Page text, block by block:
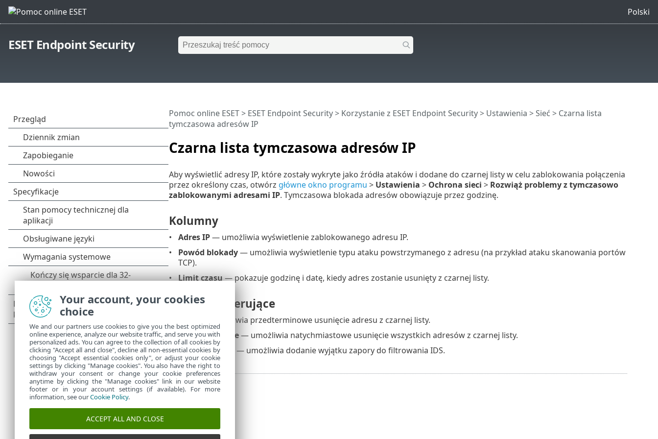
Polski
ESET Endpoint Security
Czarna lista tymczasowa adresów IP
Pomoc online ESET> ESET Endpoint Security> Korzystanie z ESET Endpoint Security> Ustawienia >Sieć > Czarna lista
tymczasowa adresów IP
Aby wyświetlić adresy IP, które zostały wykryte jako źródła ataków i dodane do czarnej listy w celu zablokowania połączenia
przez określony czas, otwórz główne okno programu > Ustawienia > Ochrona sieci > Rozwiąż problemy z tymczasowo
zablokowanymi adresami IP. Tymczasowa blokada adresów obowiązuje przez godzinę.
Kolumny
Adres IP— umożliwia wyświetlenie zablokowanego adresu IP.
Powód blokady— umożliwia wyświetlenie typu ataku powstrzymanego z adresu (na przykład ataku skanowania portów
TCP).
Limit czasu— pokazuje godzinę i datę, kiedy adres zostanie usunięty z czarnej listy.
Elementy sterujące
— umożliwia przedterminowe usunięcie adresu z czarnej listy.
Usuń wszystkie— umożliwia natychmiastowe usunięcie wszystkich adresów z czarnej listy.
Dodaj wyjątek
— umożliwia dodanie wyjątku zapory do filtrowania IDS.
Your account, your cookies
choice
We and our partners use cookies to give you the best optimized
online experience, analyze our website traffic, and serve you with
personalized ads. You can agree to the collection of all cookies by
clicking "Accept all and close", decline all non-essential cookies by
choosing "Accept essential cookies only", or adjust your cookie
settings by clicking "Manage cookies". You also have the right to
withdraw your consent or change your cookie preferences
anytime by clicking the "Manage cookies" link in our website
footer or in your account settings (if available). For more
information, see ourCookie Policy.
ACCEPT ALL AND CLOSE